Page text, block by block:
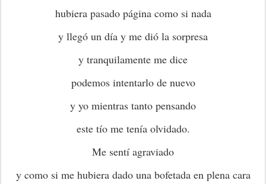
hubiera pasado página como si nada
y llegó un día y me dió la sorpresa
y tranquilamente me dice
podemos intentarlo de nuevo
y yo mientras tanto pensando
este tío me tenía olvidado.
Me sentí agraviado
y como si me hubiera dado una bofetada en plena cara